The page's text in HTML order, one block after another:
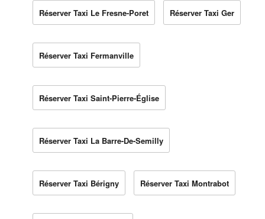
Réserver Taxi Le Fresne-Poret Réserver Taxi Ger
Réserver Taxi Fermanville
Réserver Taxi Saint-Pierre-Église
Réserver Taxi La Barre-De-Semilly
Réserver Taxi Bérigny Réserver Taxi Montrabot